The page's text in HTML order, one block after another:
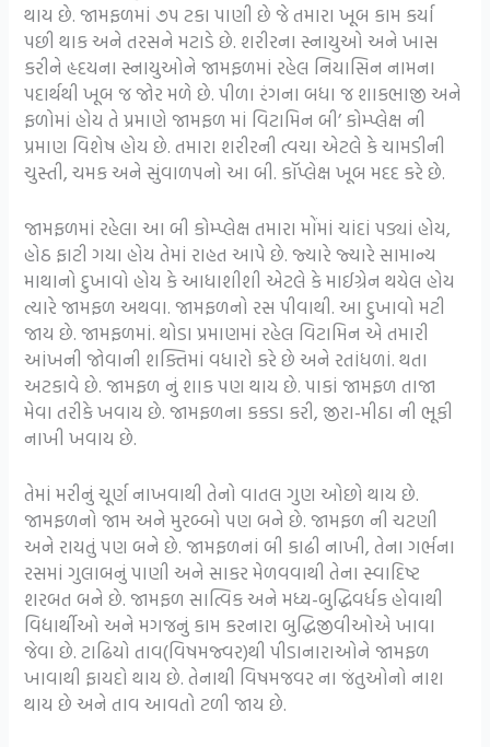
થાય છે. જામફળમાં ૭પ ટકા પાણી છે જે તમારા ખૂબ કામ કર્યા
પછી થાક અને તરસને મટાડે છે. શરીરના સ્નાયુઓ અને ખાસ
કરીને હૃદયના સ્નાયુઓને જામફળમાં રહેલ નિયાસિન નામના
પદાર્થથી ખૂબ જ જોર મળે છે. પીળા રંગના બધા જ શાકભાજી અને
ફળોમાં હોય તે પ્રમાણે જામફળ માં વિટામિન બી’ કોમ્પ્લેક્ષ ની
પ્રમાણ વિશેષ હોય છે. તમારા શરીરની ત્વચા એટલે કે ચામડીની
ચુસ્તી, ચમક અને સુંવાળપનો આ બી. કૉપ્લેક્ષ ખૂબ મદદ કરે છે.
જામફળમાં રહેલા આ બી કોમ્પ્લેક્ષ તમારા મોંમાં ચાંદાં પડ્યાં હોય,
હોઠ ફાટી ગયા હોય તેમાં રાહત આપે છે. જ્યારે જ્યારે સામાન્ય
માથાનો દુખાવો હોય કે આધાશીશી એટલે કે માઈગ્રેન થયેલ હોય
ત્યારે જામફળ અથવા. જામફળનો રસ પીવાથી. આ દુખાવો મટી
જાય છે. જામફળમાં. થોડા પ્રમાણમાં રહેલ વિટામિન એ તમારી
આંખની જોવાની શક્તિમાં વધારો કરે છે અને રતાંધળાં. થતા
અટકાવે છે. જામફળ નું શાક પણ થાય છે. પાકાં જામફળ તાજા
મેવા તરીકે ખવાય છે. જામફળના કકડા કરી, જીરા-મીઠા ની ભૂકી
નાખી ખવાય છે.
તેમાં મરીનું ચૂર્ણ નાખવાથી તેનો વાતલ ગુણ ઓછો થાય છે.
જામફળનો જામ અને મુરબ્બો પણ બને છે. જામફળ ની ચટણી
અને રાયતું પણ બને છે. જામફળનાં બી કાઢી નાખી, તેના ગર્ભના
રસમાં ગુલાબનું પાણી અને સાકર મેળવવાથી તેના સ્વાદિષ્ટ
શરબત બને છે. જામફળ સાત્વિક અને મધ્ય-બુદ્ધિવર્ધક હોવાથી
વિદ્યાર્થીઓ અને મગજનું કામ કરનારા બુદ્ધિજીવીઓએ ખાવા
જેવા છે. ટાઢિયો તાવ(વિષમજ્વર)થી પીડાનારાઓને જામફળ
ખાવાથી ફાયદો થાય છે. તેનાથી વિષમજવર ના જંતુઓનો નાશ
થાય છે અને તાવ આવતો ટળી જાય છે.